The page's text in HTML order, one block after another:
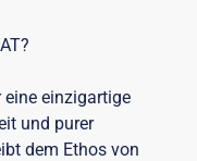
einzigartige
und purer
dem Ethos von